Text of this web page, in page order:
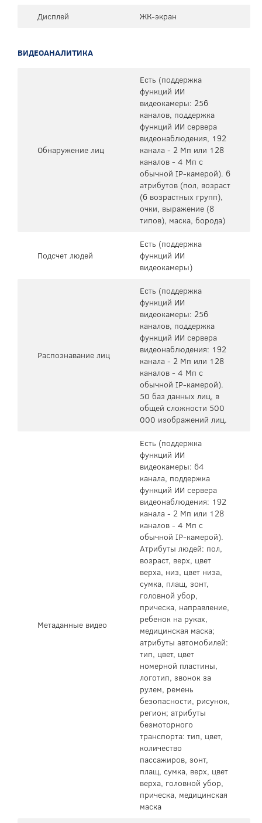
Дисплей ЖК-экран
ВИДЕОАНАЛИТИКА
Обнаружение лиц
Есть (поддержка
функций ИИ
видеокамеры: 256
каналов, поддержка
функций ИИ сервера
видеонаблюдения, 192
канала - 2 Мп или 128
каналов - 4 Мп с
обычной IP-камерой). 6
атрибутов (пол, возраст
(6 возрастных групп),
очки, выражение (8
типов), маска, борода)
Подсчет людей
Есть (поддержка
функций ИИ
видеокамеры)
Распознавание лиц
Есть (поддержка
функций ИИ
видеокамеры: 256
каналов, поддержка
функций ИИ сервера
видеонаблюдения: 192
канала - 2 Мп или 128
каналов - 4 Мп с
обычной IP-камерой).
50 баз данных лиц, в
общей сложности 500
000 изображений лиц.
Метаданные видео
Есть (поддержка
функций ИИ
видеокамеры: 64
канала, поддержка
функций ИИ сервера
видеонаблюдения: 192
канала - 2 Мп или 128
каналов - 4 Мп с
обычной IP-камерой).
Атрибуты людей: пол,
возраст, верх, цвет
верха, низ, цвет низа,
сумка, плащ, зонт,
головной убор,
прическа, направление,
ребенок на руках,
медицинская маска;
атрибуты автомобилей:
тип, цвет, цвет
номерной пластины,
логотип, звонок за
рулем, ремень
безопасности, рисунок,
регион; атрибуты
безмоторного
транспорта: тип, цвет,
количество
пассажиров, зонт,
плащ, сумка, верх, цвет
верха, головной убор,
прическа, медицинская
маска